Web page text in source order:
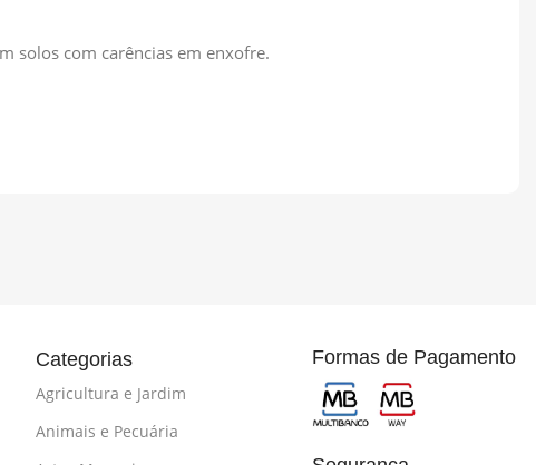
solos com carências em enxofre.
Categorias
Agricultura e Jardim
Animais e Pecuária
Formas de Pagamento